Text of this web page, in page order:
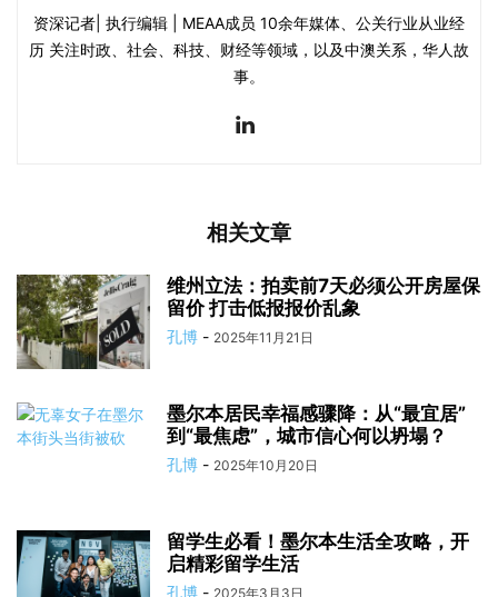
资深记者| 执行编辑 | MEAA成员 10余年媒体、公关行业从业经
历 关注时政、社会、科技、财经等领域，以及中澳关系，华人故
事。
相关文章
维州立法：拍卖前7天必须公开房屋保
留价 打击低报报价乱象
孔博 - 2025年11月21日
墨尔本居民幸福感骤降：从“最宜居”
到“最焦虑”，城市信心何以坍塌？
孔博 - 2025年10月20日
留学生必看！墨尔本生活全攻略，开
启精彩留学生活
孔博 - 2025年3月3日